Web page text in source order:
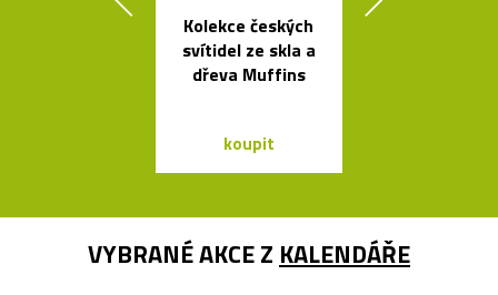
Kolekce českých
svítidel ze skla a
dřeva Muffins
koupit
VYBRANÉ AKCE Z KALENDÁŘE